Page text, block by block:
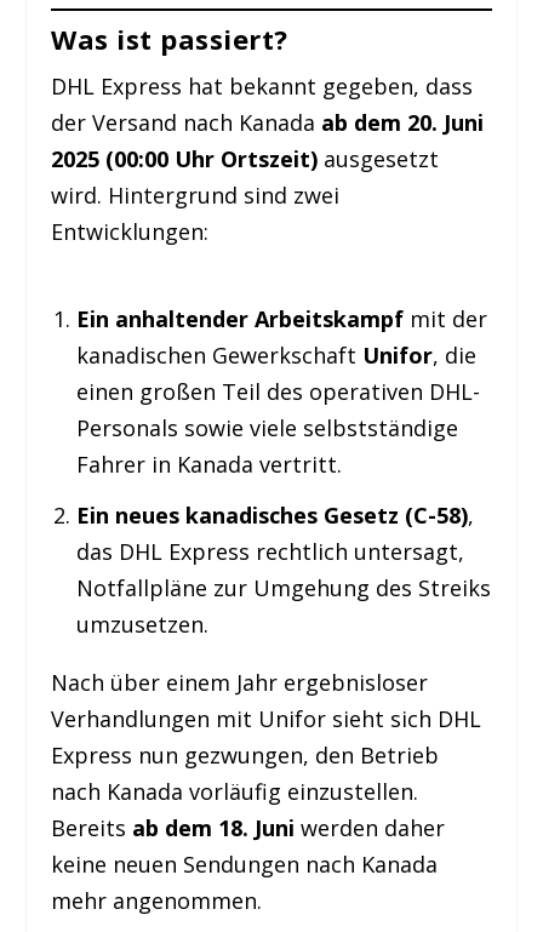
Was ist passiert?
DHL Express hat bekannt gegeben, dass
der Versand nach Kanada ab dem 20. Juni
2025 (00:00 Uhr Ortszeit) ausgesetzt
wird. Hintergrund sind zwei
Entwicklungen:
Ein anhaltender Arbeitskampfmit der
kanadischen Gewerkschaft Unifor, die
einen großen Teil des operativen DHL-
Personals sowie viele selbstständige
Fahrer in Kanada vertritt.
Ein neues kanadisches Gesetz (C-58),
das DHL Express rechtlich untersagt,
Notfallpläne zur Umgehung des Streiks
umzusetzen.
Nach über einem Jahr ergebnisloser
Verhandlungen mit Unifor sieht sich DHL
Express nun gezwungen, den Betrieb
nach Kanada vorläufig einzustellen.
Bereits ab dem 18. Juni werden daher
keine neuen Sendungen nach Kanada
mehr angenommen.